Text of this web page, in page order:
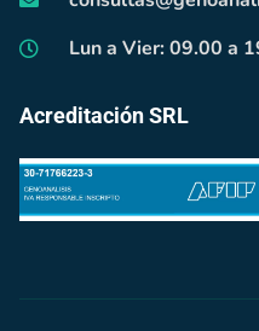
Lun a Vier: 09.00 a
Acreditación SRL